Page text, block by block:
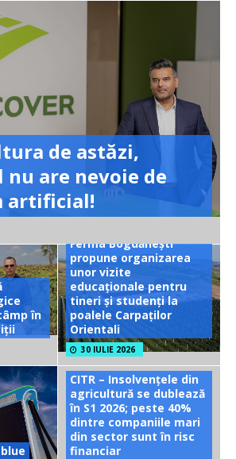
de astăzi,
are nevoie de
artificial!
în
Ferma Bogdănești
propune organizarea
unor vizite
educaționale pentru
tineri și studenți la
poalele Carpaților
Orientali
30 IULIE 2026
CITR – Insolvențele din
agricultură se dublează
în S1 2026; peste 40%
dintre companiile mari
din sector sunt în risc
financiar